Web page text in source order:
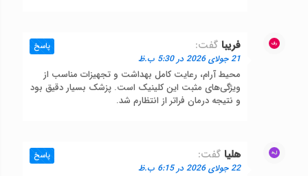
فریبا گفت:
21 جولای 2026 در 5:30 ب.ظ
محیط آرام، رعایت کامل بهداشت و تجهیزات مناسب از
ویژگی‌های مثبت این کلینیک است. پزشک بسیار دقیق بود
و نتیجه درمان فراتر از انتظارم شد.
پاسخ
هلیا گفت:
22 جولای 2026 در 6:15 ب.ظ
پاسخ